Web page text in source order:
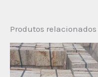
Produtos relacionados